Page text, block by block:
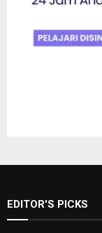
EDITOR'S PICKS